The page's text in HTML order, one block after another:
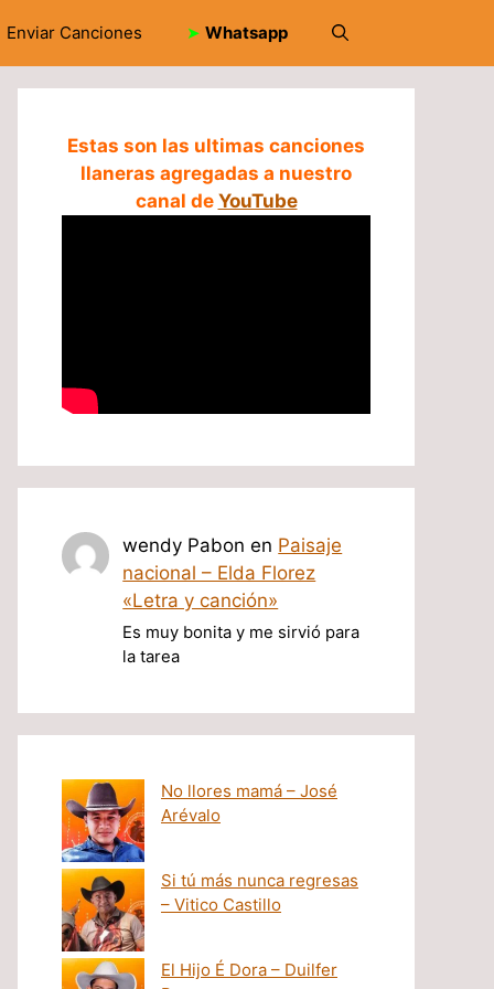
Enviar Canciones ➤ Whatsapp
Estas son las ultimas canciones
llaneras agregadas a nuestro
canal de YouTube
wendy Pabon en Paisaje
nacional – Elda Florez
«Letra y canción»
Es muy bonita y me sirvió para
la tarea
No llores mamá – José
Arévalo
Si tú más nunca regresas
– Vitico Castillo
El Hijo É Dora – Duilfer